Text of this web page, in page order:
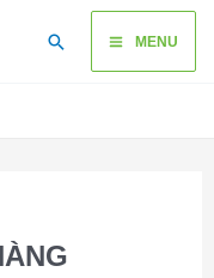
SearchMain
MENU